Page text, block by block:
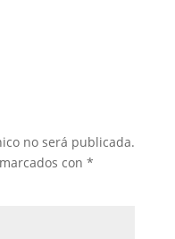
no será publicada.
con *